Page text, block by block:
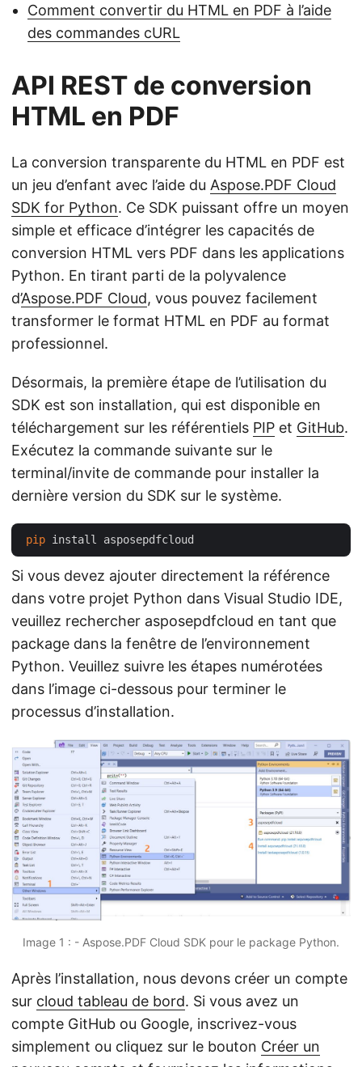
Comment convertir du HTML en PDF à l’aide
des commandes cURL
API REST de conversion
HTML en PDF
La conversion transparente du HTML en PDF est
un jeu d’enfant avec l’aide du Aspose.PDF Cloud
SDK for Python. Ce SDK puissant offre un moyen
simple et efficace d’intégrer les capacités de
conversion HTML vers PDF dans les applications
Python. En tirant parti de la polyvalence
d’Aspose.PDF Cloud, vous pouvez facilement
transformer le format HTML en PDF au format
professionnel.
Désormais, la première étape de l’utilisation du
SDK est son installation, qui est disponible en
téléchargement sur les référentiels PIP et GitHub.
Exécutez la commande suivante sur le
terminal/invite de commande pour installer la
dernière version du SDK sur le système.
pip
Si vous devez ajouter directement la référence
dans votre projet Python dans Visual Studio IDE,
veuillez rechercher asposepdfcloud en tant que
package dans la fenêtre de l’environnement
Python. Veuillez suivre les étapes numérotées
dans l’image ci-dessous pour terminer le
processus d’installation.
Image 1 : - Aspose.PDF Cloud SDK pour le package Python.
Après l’installation, nous devons créer un compte
sur cloud tableau de bord. Si vous avez un
compte GitHub ou Google, inscrivez-vous
simplement ou cliquez sur le bouton Créer un